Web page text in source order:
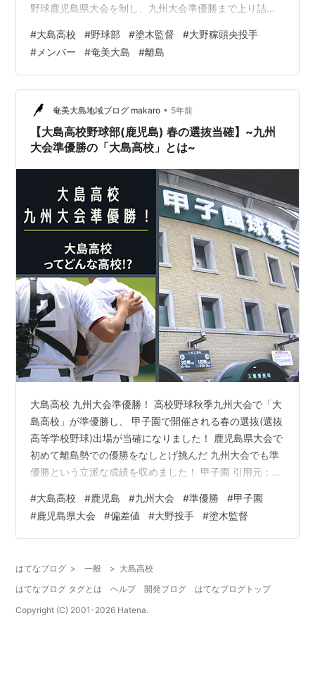
野球鹿児島県大会を制し、九州大会準優勝まで上り詰め
みに鹿児島市の港から奄美市の港までは フェリーで12時
間程かかります メンバー情報、 監督情報、 奄美大島の
中学野球情報までご説明！ 九州地区高校野球鹿児島県大
会結果 九州地区高校野球大会結果 甲子園ベスト８が目
標！大島高校メンバー情報 (部員数、大野投手、各部員情
報) 大島高校 塗…
#大島高校 #野球部 #塗木監督 #大野稼頭央投手
# メンバー #奄美大島 #離島
奄美大島地域ブログ makaro • 5年前
【大島高校野球部(鹿児島) 春の選抜当確】~九州
大会準優勝の「大島高校」とは~
大島高校 九州大会準優勝！ 高校野球秋季九州大会で「大
島高校」が準優勝し、 甲子園で開催される春の選抜(選抜
高等学校野球)出場が当確になりました！ 鹿児島県大会で
初めて離島勢での優勝をなしとげ挑んだ 九州大会でも準
優勝という立派な成績を収めました！ 甲子園 引用元：
場した実績がありますが、 (京都の平安高校に1回戦で敗
退) 鹿児島県の甲子園常連の強豪校である 鹿児島実業、
神村学園、樟南、鹿児島城西の影に隠れた存在で 知って
か？？ そこで、私の母校である「大島高校」がどんな高
校なのか 解…
#大島高校 #鹿児島 #九州大会 #準優勝 #甲子園
#鹿児島県大会 #偏差値 #大野投手 #塗木監督
はてなブログ > 一般 > 大島高校
はてなブログ タグとは
ヘルプ 開発ブログ
はてなブログトップ
Copyright (C) 2001-2026 Hatena.